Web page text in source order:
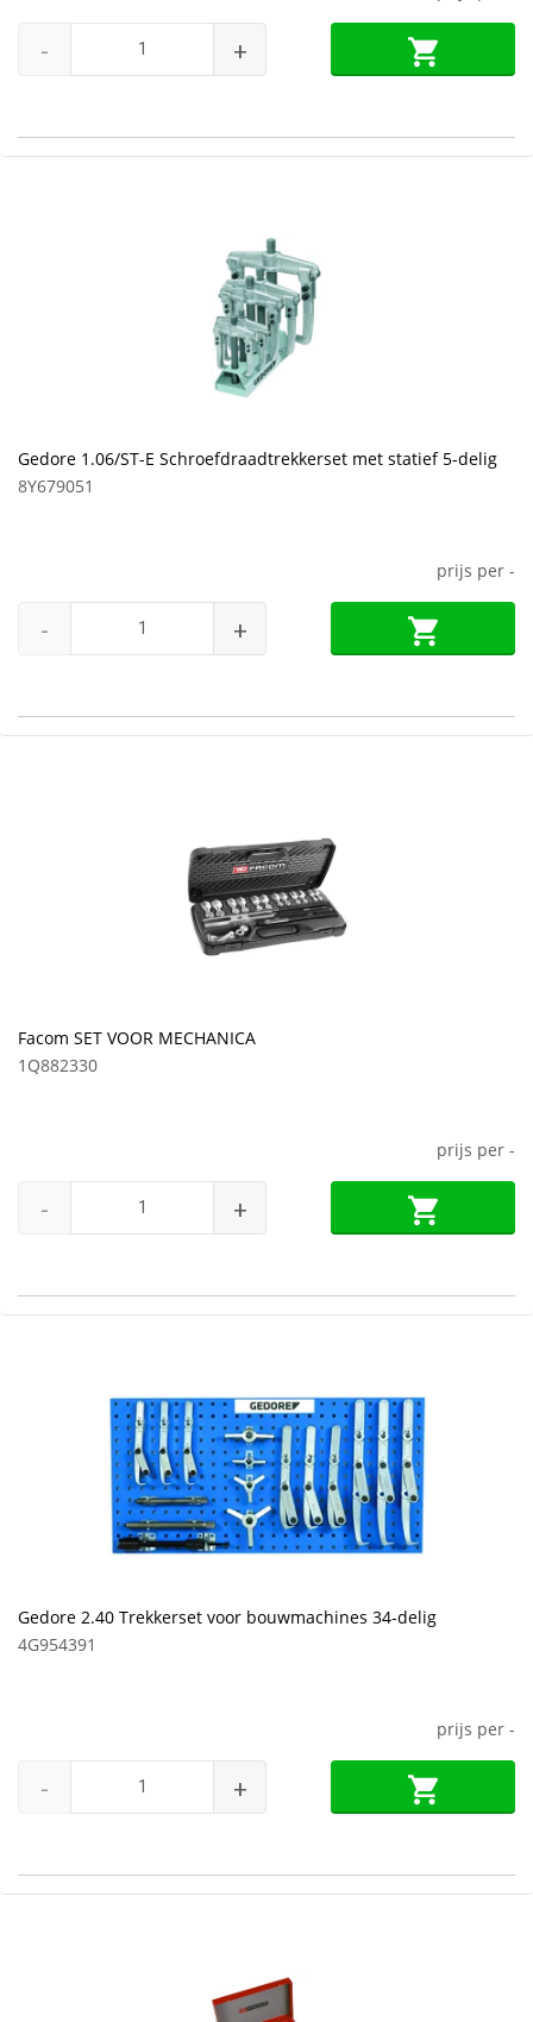
- +
Gedore 1.06/ST-E Schroefdraadtrekkerset met statief 5-delig
8Y679051
prijs per -
- +
Facom SET VOOR MECHANICA
1Q882330
prijs per -
- +
Gedore 2.40 Trekkerset voor bouwmachines 34-delig
4G954391
prijs per -
- +